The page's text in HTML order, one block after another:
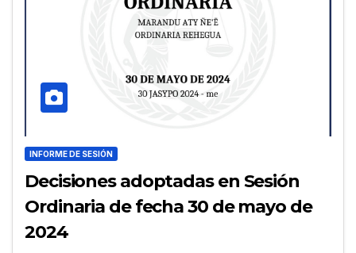
INFORME DE SESIÓN
Decisiones adoptadas en Sesión
Ordinaria de fecha 30 de mayo de
2024